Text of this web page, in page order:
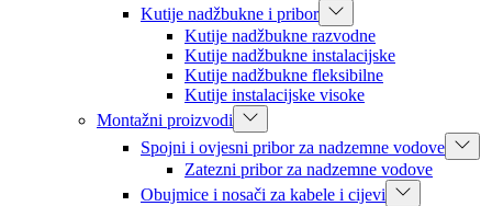
Kutije nadžbukne i pribor
Kutije nadžbukne razvodne
Kutije nadžbukne instalacijske
Kutije nadžbukne fleksibilne
Kutije instalacijske visoke
Montažni proizvodi
Spojni i ovjesni pribor za nadzemne vodove
Zatezni pribor za nadzemne vodove
Obujmice i nosači za kabele i cijevi